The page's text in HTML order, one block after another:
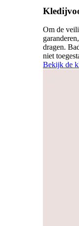
Om de
dragen.
niet
Bekijk de